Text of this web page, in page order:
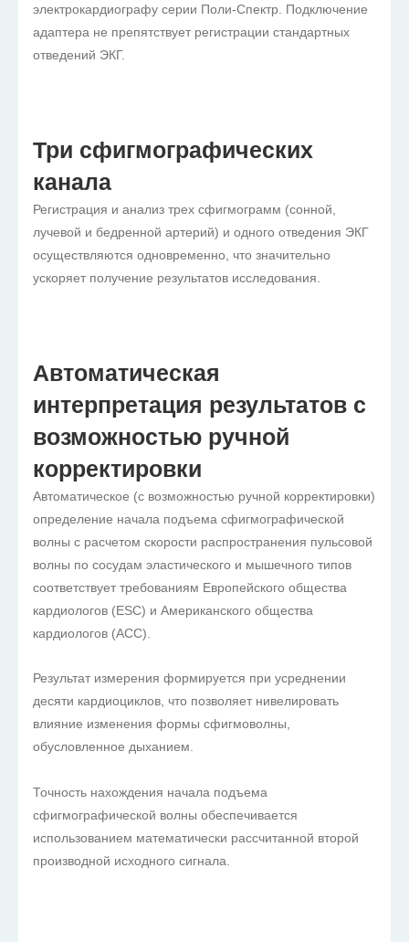
электрокардиографу серии Поли-Спектр. Подключение
адаптера не препятствует регистрации стандартных
отведений ЭКГ.
Три сфигмографических
канала
Регистрация и анализ трех сфигмограмм (сонной,
лучевой и бедренной артерий) и одного отведения ЭКГ
осуществляются одновременно, что значительно
ускоряет получение результатов исследования.
Автоматическая
интерпретация результатов с
возможностью ручной
корректировки
Автоматическое (с возможностью ручной корректировки)
определение начала подъема сфигмографической
волны с расчетом скорости распространения пульсовой
волны по сосудам эластического и мышечного типов
соответствует требованиям Европейского общества
кардиологов (ESC) и Американского общества
кардиологов (ACC).
Результат измерения формируется при усреднении
десяти кардиоциклов, что позволяет нивелировать
влияние изменения формы сфигмоволны,
обусловленное дыханием.
Точность нахождения начала подъема
сфигмографической волны обеспечивается
использованием математически рассчитанной второй
производной исходного сигнала.